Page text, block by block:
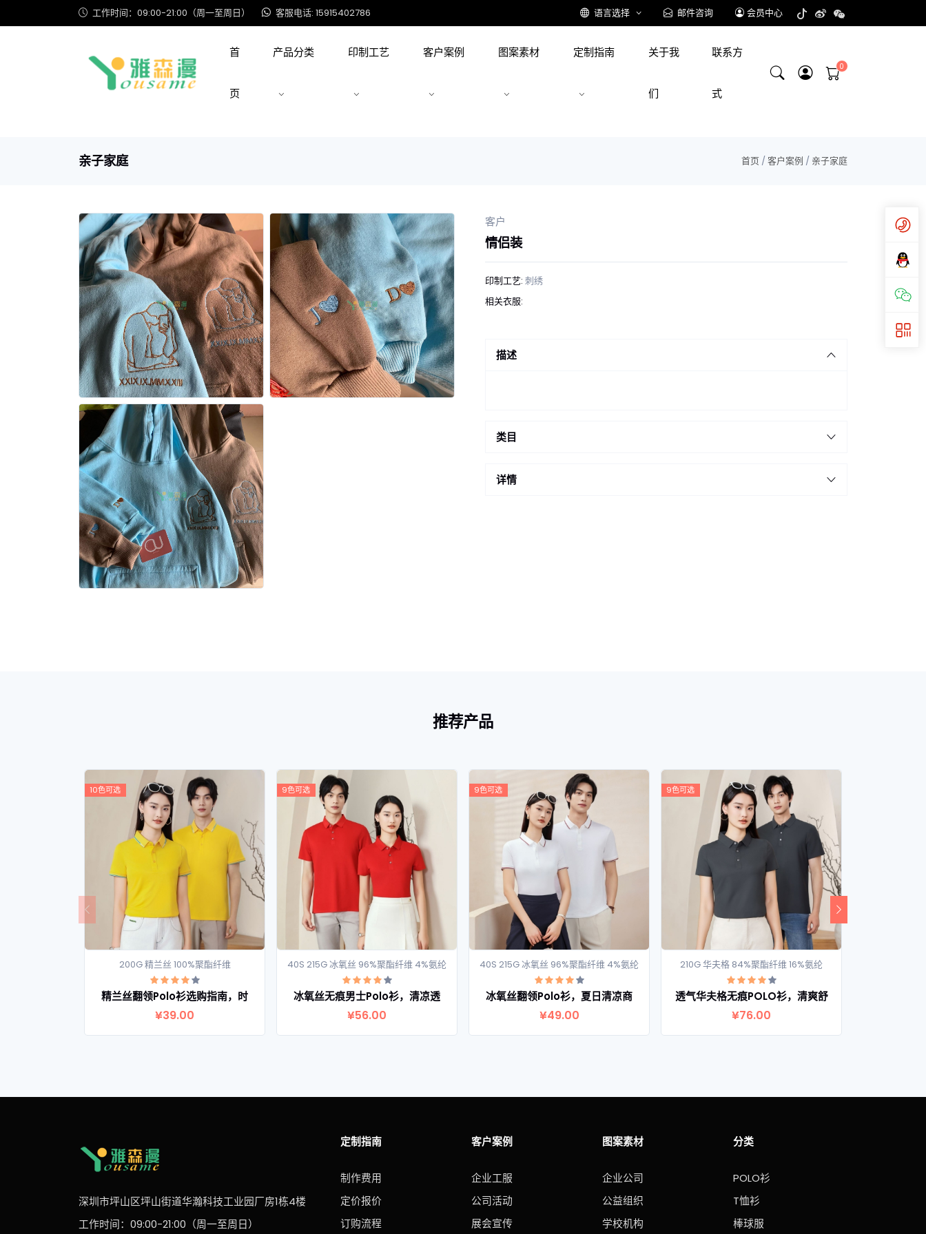
工作时间：09:00-21:00（周一至周日） 客服电话: 15915402786 语言选择 邮件咨询 会员中心
首
页
产品分类 印制工艺 客户案例 图案素材 定制指南 关于我
们
联系方
式
亲子家庭 首页 /客户案例 / 亲子家庭
客户
情侣装
印制工艺: 刺绣
相关衣服:
描述
类目
详情
推荐产品
10色可选
查看详情
200G 精兰丝 100%聚酯纤维
精兰丝翻领Polo衫选购指南，时
¥39.00
9色可选
查看详情
40S 215G 冰氧丝 96%聚酯纤维 4%氨纶
冰氧丝无痕男士Polo衫，清凉透
¥56.00
9色可选
查看详情
40S 215G 冰氧丝 96%聚酯纤维 4%氨纶
冰氧丝翻领Polo衫，夏日清凉商
¥49.00
9色可选
查看详情
210G 华夫格 84%聚酯纤维 16%氨纶
透气华夫格无痕POLO衫，清爽舒
¥76.00
深圳市坪山区坪山街道华瀚科技工业园厂房1栋4楼
工作时间：09:00-21:00（周一至周日）
定制指南
制作费用
定价报价
订购流程
客户案例
企业工服
公司活动
展会宣传
图案素材
企业公司
公益组织
学校机构
分类
POLO衫
T恤衫
棒球服